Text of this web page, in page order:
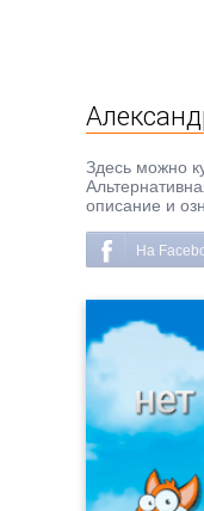
Здесь можно
описание и
На